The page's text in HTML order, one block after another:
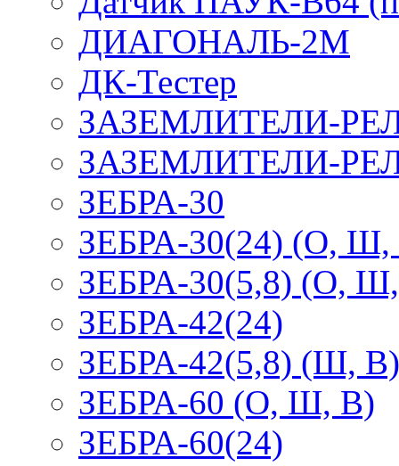
ДИАГОНАЛЬ-2М
ДК-Тестер
ЗАЗЕМЛИТЕЛИ-
ЗАЗЕМЛИТЕЛИ-
ЗЕБРА-30
ЗЕБРА-30(24) (О,
ЗЕБРА-30(5,8) (О,
ЗЕБРА-42(24)
ЗЕБРА-42(5,8) (Ш, В)
ЗЕБРА-60 (О, Ш, В)
ЗЕБРА-60(24)